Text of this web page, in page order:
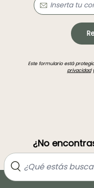
Este formulario está
privacidad
¿No